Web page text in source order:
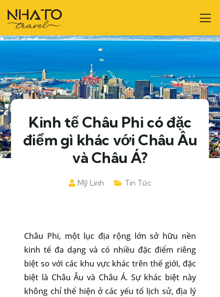
Kinh tế Châu Phi có đặc
điểm gì khác với Châu Âu
và Châu Á?
Mỹ Linh Tin Tức
Châu Phi, một lục địa rộng lớn sở hữu nền
kinh tế đa dạng và có nhiều đặc điểm riêng
biệt so với các khu vực khác trên thế giới, đặc
biệt là Châu Âu và Châu Á. Sự khác biệt này
không chỉ thể hiện ở các yếu tố lịch sử, địa lý